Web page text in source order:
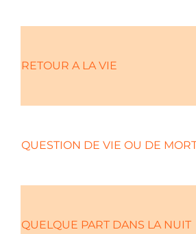
RETOUR A LA VIE
QUESTION DE VIE OU DE
QUELQUE PART DANS LA NUIT